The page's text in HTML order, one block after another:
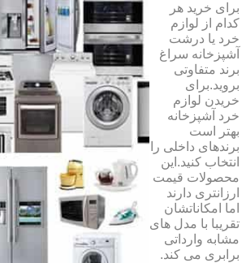
برای خرید هر
کدام از لوازم
خرد یا درشت
آشپزخانه سراغ
برند متفاوتی
بروید.برای
خریدن لوازم
خرد آشپزخانه
بهتر است
برندهای داخلی را
انتخاب کنید.این
محصولات قیمت
ارزانتری دارند
اما امکاناتشان
تقریبا با مدل های
مشابه وارداتی
برابری می کند.